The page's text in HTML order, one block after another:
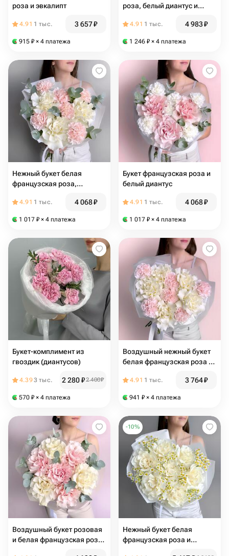
роза и эвкалипт
4.91 1 тыс. 3 657₽
915 ₽ × 4 платежа
роза, белый диантус и
4.91 1 тыс. 4 983₽
1 246 ₽ × 4 платежа
Нежный букет белая
французская роза,
эвкалипт
4.91 1 тыс. 4 068₽
1 017 ₽ × 4 платежа
Букет французская роза и
белый диантус
4.91 1 тыс. 4 068₽
1 017 ₽ × 4 платежа
Букет-комплимент из
гвоздик (диантусов)
4.393 тыс. 2 280₽2 400₽
570 ₽ × 4 платежа
Воздушный нежный букет
белая французская роза и
4.91 1 тыс. 3 764₽
941 ₽ × 4 платежа
Воздушный букет розовая
и белая французская роза
-10%
Нежный букет белая
французская роза и